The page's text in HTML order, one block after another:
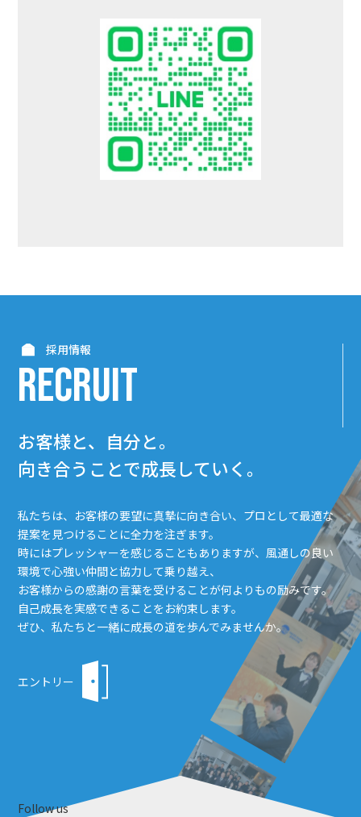
採用情報
RECRUIT
お客様と、自分と。
向き合うことで成長していく。
私たちは、お客様の要望に真摯に向き合い、プロとして最適な
提案を見つけることに全力を注ぎます。
時にはプレッシャーを感じることもありますが、風通しの良い
環境で心強い仲間と協力して乗り越え、
お客様からの感謝の言葉を受けることが何よりもの励みです。
自己成長を実感できることをお約束します。
ぜひ、私たちと一緒に成長の道を歩んでみませんか。
エントリー
Follow us